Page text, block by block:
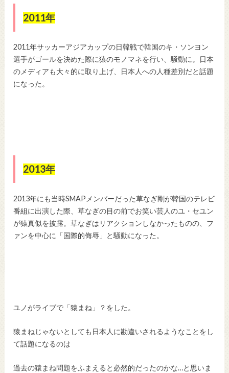
2011年
2011年サッカーアジアカップの日韓戦で韓国のキ・ソンヨン
選手がゴールを決めた際に猿のモノマネを行い、騒動に。日本
のメディアも大々的に取り上げ、日本人への人種差別だと話題
になった。
2013年
2013年にも当時SMAPメンバーだった草なぎ剛が韓国のテレビ
番組に出演した際、草なぎの目の前でお笑い芸人のユ・セユン
が猿真似を披露。草なぎはリアクションしなかったものの、フ
ァンを中心に「国際的侮辱」と騒動になった。
ユノがライブで「猿まね」？をした。
猿まねじゃないとしても日本人に勘違いされるようなことをし
て話題になるのは
過去の猿まね問題をふまえると必然的だったのかな…と思いま